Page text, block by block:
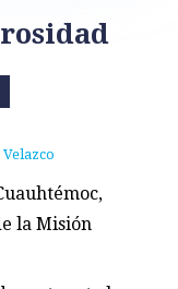
Velazco
la Misión